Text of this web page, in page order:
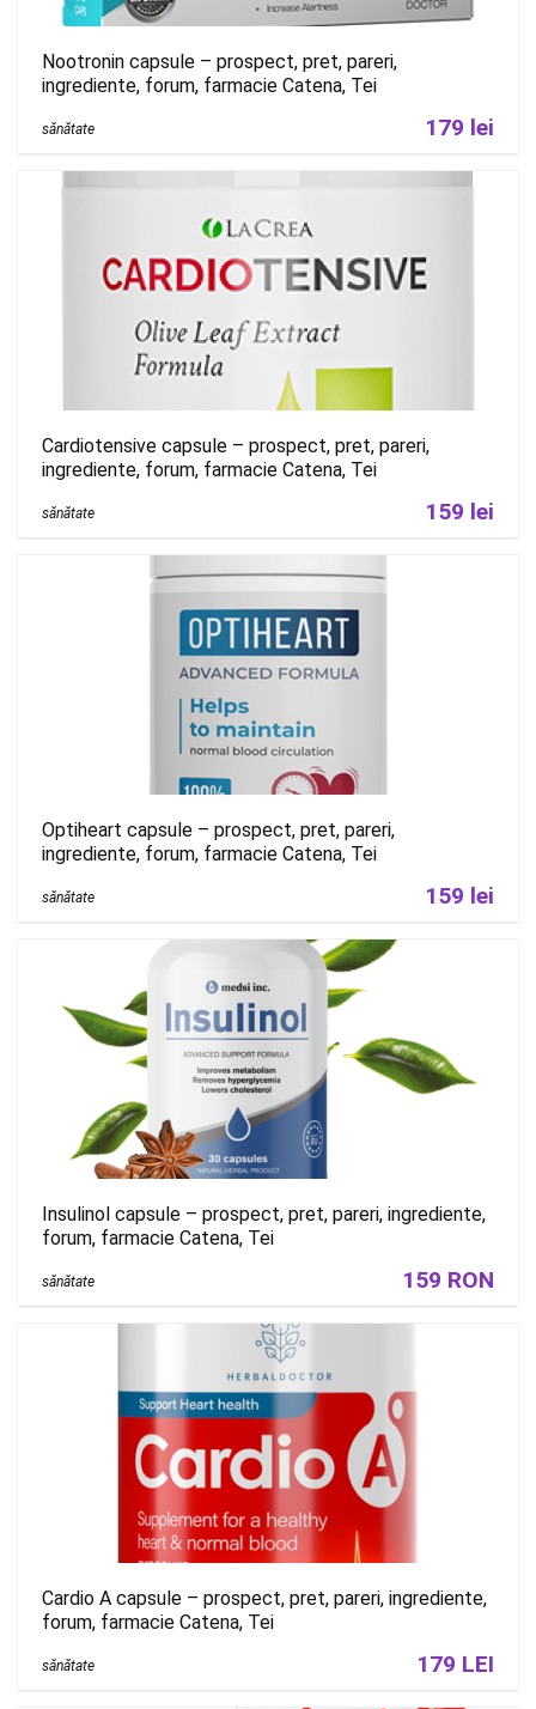
Nootronin capsule – prospect, pret, pareri,
ingrediente, forum, farmacie Catena, Tei
sănătate 179 lei
Cardiotensive capsule – prospect, pret, pareri,
ingrediente, forum, farmacie Catena, Tei
sănătate 159 lei
Optiheart capsule – prospect, pret, pareri,
ingrediente, forum, farmacie Catena, Tei
sănătate 159 lei
Insulinol capsule – prospect, pret, pareri, ingrediente,
forum, farmacie Catena, Tei
sănătate 159 RON
Cardio A capsule – prospect, pret, pareri, ingrediente,
forum, farmacie Catena, Tei
sănătate 179 LEI